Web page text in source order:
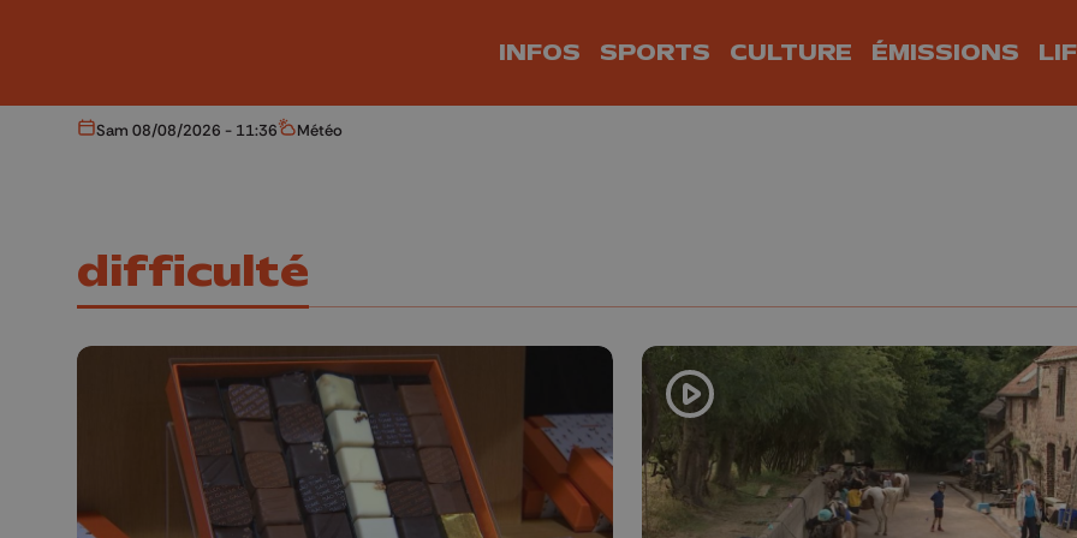
INFOS SPORTS CULTURE ÉMISSIONS
Aujourd'hui
Sam 08/08/2026 - 11:36 Météo
Météo
difficulté